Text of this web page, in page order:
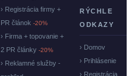
› Registrácia firmy +
PR článok -20%
› Firma + topovanie +
2 PR články -20%
› Reklamné služby -
RÝCHLE
ODKAZY
› Domov
› Prihlásenie
› Registrácia